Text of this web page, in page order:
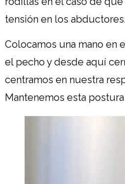
tensión en los
Colocamos una mano en
el pecho y desde aquí
centramos en nuestra
Mantenemos esta